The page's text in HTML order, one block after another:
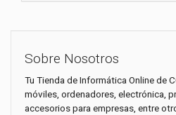
Sobre Nosotros
Tu Tienda de Informática Online de
móviles, ordenadores, electrónica,
accesorios para empresas, entre